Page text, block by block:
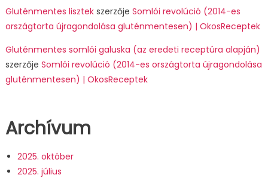
Gluténmentes lisztekszerzője Somlói revolúció (2014-es
országtorta újragondolása gluténmentesen) | OkosReceptek
Gluténmentes somlói galuska (az eredeti receptúra alapján)
szerzője Somlói revolúció (2014-es országtorta újragondolása
gluténmentesen) | OkosReceptek
Archívum
2025. október
2025. július